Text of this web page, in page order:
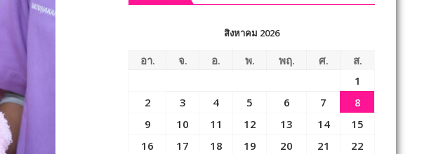
สิงหาคม 2026
อา. จ. อ. พ. พฤ. ศ.
ส.
1
2
3 4 5 6 7
8
9
10 11 12 13 14
15
16
17 18 19 20 21
22